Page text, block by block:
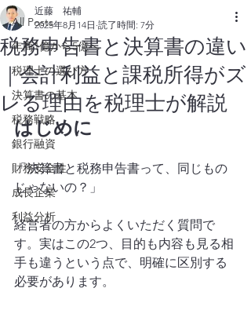
All Posts
年商1億から5億へ
税理士の選び方
決算書の基本
税務戦略
銀行融資
財務安全性
成長企業
利益分析
税務申告書と決算書の違い
｜会計利益と課税所得がズ
レる理由を税理士が解説
近藤 祐輔
2025年8月14日 読了時間: 7分
はじめに
「決算書と税務申告書って、同じもの
じゃないの？」
経営者の方からよくいただく質問で
す。実はこの2つ、目的も内容も見る相
手も違うという点で、明確に区別する
必要があります。